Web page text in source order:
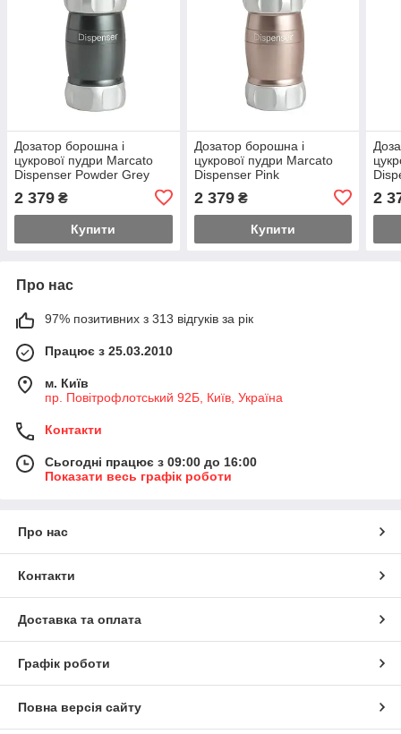
Дозатор борошна і
цукрової пудри Marcato
Dispenser Powder Grey
2 379 ₴
Купити
Дозатор борошна і
цукрової пудри Marcato
Dispenser Pink
2 379₴
Купити
2
Про нас
97% позитивних з 313 відгуків за рік
Працює з 25.03.2010
м. Київ
пр. Повітрофлотський 92Б, Київ, Україна
Контакти
Сьогодні працює з 09:00 до 16:00
Показати весь графік роботи
Про нас
Контакти
Доставка та оплата
Графік роботи
Повна версія сайту